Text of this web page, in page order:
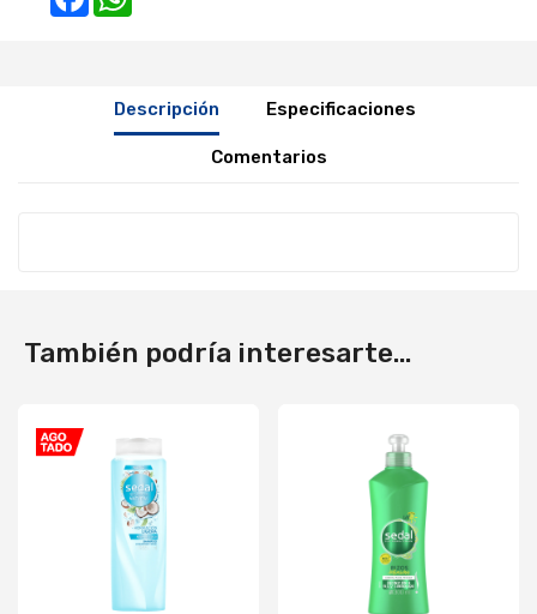
Descripción Especificaciones
Comentarios
También podría interesarte...